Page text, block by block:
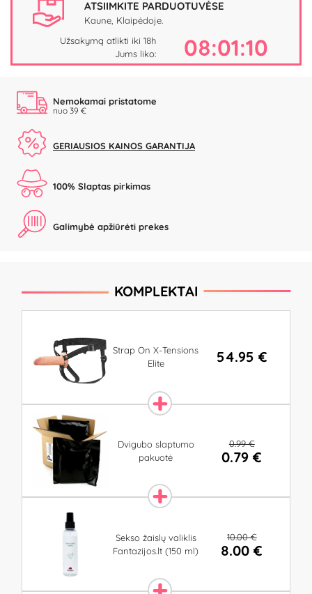
ATSIIMKITE PARDUOTUVĖSE
Kaune, Klaipėdoje.
Užsakymą atlikti iki 18h
Jums liko:
08:01:10
Nemokamai pristatome
nuo 39 €
GERIAUSIOS KAINOS GARANTIJA
100% Slaptas pirkimas
Galimybė apžiūrėti prekes
KOMPLEKTAI
Strap On X-Tensions
Elite
54.95 €
Dvigubo slaptumo
pakuotė
0.99 €
0.79 €
Sekso žaislų valiklis
Fantazijos.lt (150 ml)
10.00 €
8.00 €